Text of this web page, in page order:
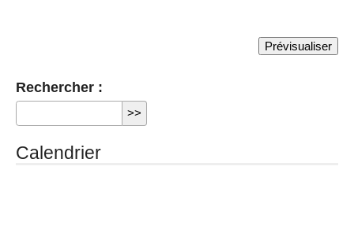
Rechercher :
Calendrier